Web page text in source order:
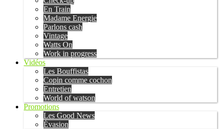
En Train
Madame Energie
Parlons cash
Vintage
Watts On
Work in progress
Vidéos
Les Bouffistas
Copin comme cochon
Entretien
World of watson
Promotions
Les Good News
Évasion